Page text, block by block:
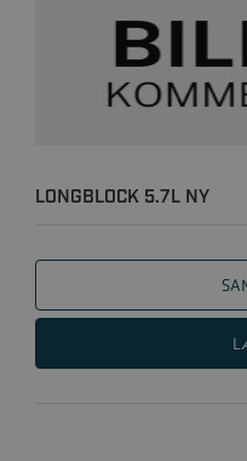
LONGBLOCK 5.7L NY